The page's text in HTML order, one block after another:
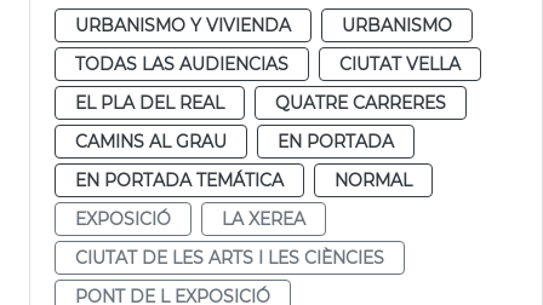
URBANISMO Y VIVIENDA
URBANISMO
TODAS LAS AUDIENCIAS
CIUTAT VELLA
EL PLA DEL REAL
QUATRE CARRERES
CAMINS AL GRAU
EN PORTADA
EN PORTADA TEMÁTICA
NORMAL
EXPOSICIÓ
LA XEREA
CIUTAT DE LES ARTS I LES CIÈNCIES
PONT DE L EXPOSICIÓ